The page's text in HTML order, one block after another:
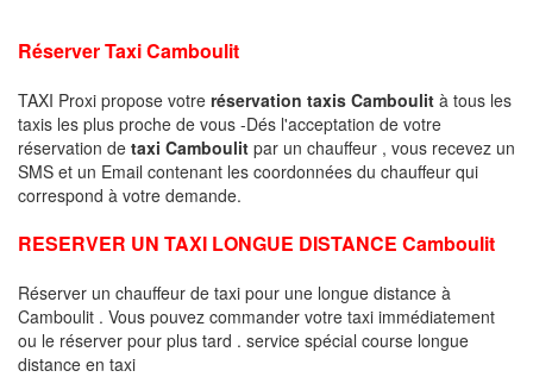
Réserver Taxi Camboulit
TAXI Proxi propose votre réservation taxis Camboulit à tous les
taxis les plus proche de vous -Dés l'acceptation de votre
réservation de taxi Camboulit par un chauffeur , vous recevez un
SMS et un Email contenant les coordonnées du chauffeur qui
correspond à votre demande.
RESERVER UN TAXI LONGUE DISTANCE Camboulit
Réserver un chauffeur de taxi pour une longue distance à
Camboulit . Vous pouvez commander votre taxi immédiatement
ou le réserver pour plus tard . service spécial course longue
distance en taxi